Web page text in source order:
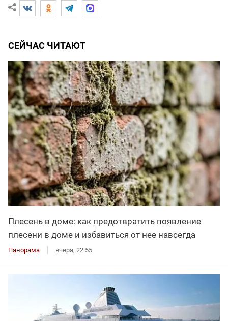
СЕЙЧАС ЧИТАЮТ
Плесень в доме: как предотвратить появление
плесени в доме и избавиться от нее навсегда
Панорама вчера, 22:55